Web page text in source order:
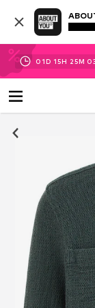
01D 15H 25M